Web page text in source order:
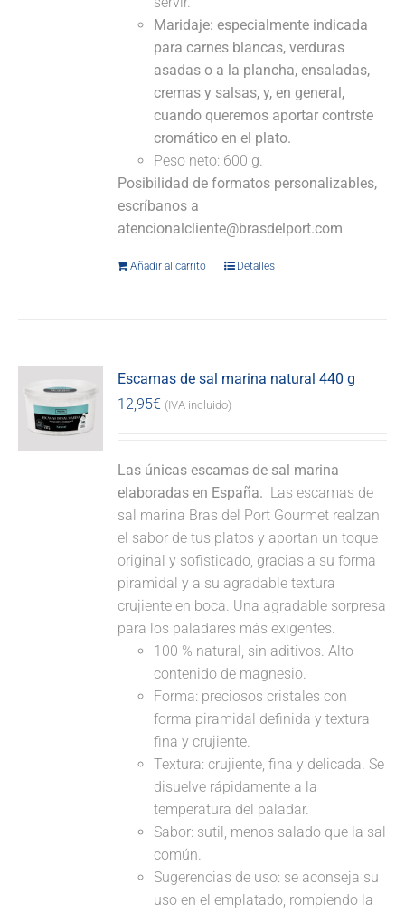
Maridaje: especialmente indicada
para carnes blancas, verduras
asadas o a la plancha, ensaladas,
cremas y salsas, y, en general,
cuando queremos aportar contrste
cromático en el plato.
Peso neto: 600 g.
Posibilidad de formatos personalizables,
escríbanos a
atencionalcliente@brasdelport.com
Añadir al carrito Detalles
Escamas de sal marina natural 440 g
12,95€ (IVA incluido)
Las únicas escamas de sal marina
elaboradas en España. Las escamas de
sal marina Bras del Port Gourmet realzan
el sabor de tus platos y aportan un toque
original y sofisticado, gracias a su forma
piramidal y a su agradable textura
crujiente en boca. Una agradable sorpresa
para los paladares más exigentes.
100 % natural, sin aditivos. Alto
contenido de magnesio.
Forma: preciosos cristales con
forma piramidal definida y textura
fina y crujiente.
Textura: crujiente, fina y delicada. Se
disuelve rápidamente a la
temperatura del paladar.
Sabor: sutil, menos salado que la sal
común.
Sugerencias de uso: se aconseja su
uso en el emplatado, rompiendo la